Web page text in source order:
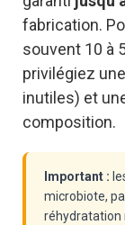
fabrication.
souvent 10 à
privilégiez une
inutiles) et
composition.
Important :
microbiote,
réhydratation